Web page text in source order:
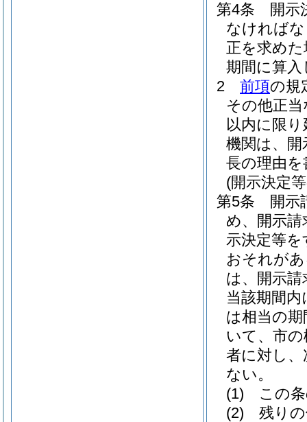
第4条
開示
なければ
正を求め
期間に算
2
前項の規
その他正
以内に限
機関は、
長の理由
(開示決定
第5条
開示
め、開示
示決定等
おそれが
は、開示
当該期間
は相当の
いて、市
者に対し
ない。
(1)
この
(2)
残り